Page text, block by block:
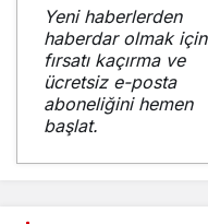
Yeni haberlerden
haberdar olmak için
fırsatı kaçırma ve
ücretsiz e-posta
aboneliğini hemen
başlat.